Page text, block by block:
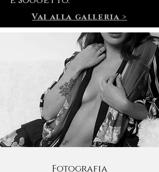
Vai alla galleria >
Fotografia